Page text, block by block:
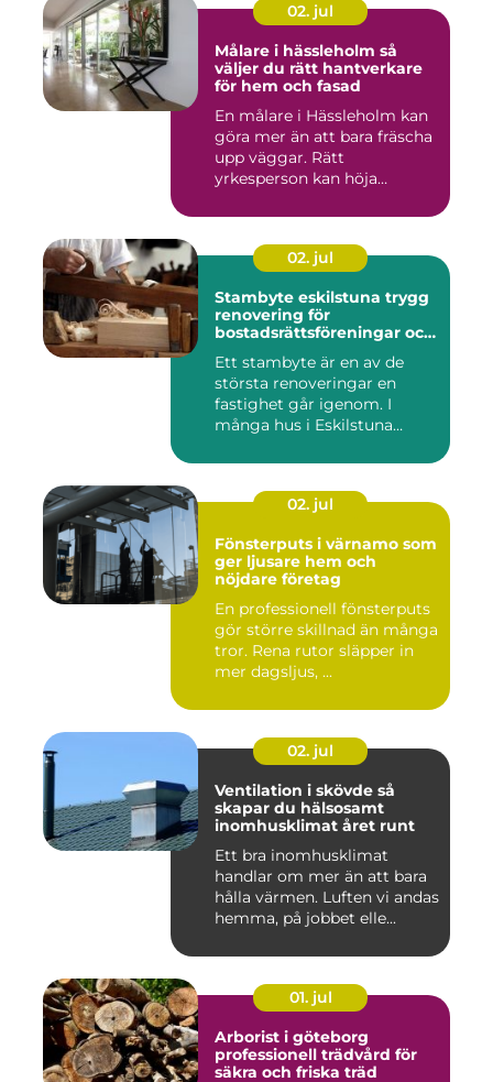
02. jul
Målare i hässleholm så
väljer du rätt hantverkare
för hem och fasad
En målare i Hässleholm kan
göra mer än att bara fräscha
upp väggar. Rätt
yrkesperson kan höja
02. jul
Stambyte eskilstuna trygg
renovering för
bostadsrättsföreningar och
Ett stambyte är en av de
största renoveringar en
fastighet går igenom. I
många hus i Eskilstuna
02. jul
Fönsterputs i värnamo som
ger ljusare hem och
nöjdare företag
En professionell fönsterputs
gör större skillnad än många
tror. Rena rutor släpper in
mer dagsljus, ...
02. jul
Ventilation i skövde så
skapar du hälsosamt
inomhusklimat året runt
Ett bra inomhusklimat
handlar om mer än att bara
hålla värmen. Luften vi andas
hemma, på jobbet elle...
01. jul
Arborist i göteborg
professionell trädvård för
säkra och friska träd